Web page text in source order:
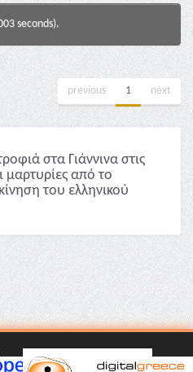
seconds).
previous 1 next
στα Γιάννινα στις
μαρτυρίες από το
του ελληνικού